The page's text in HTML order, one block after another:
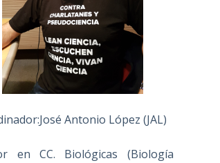
Antonio López (JAL)
en CC. Biológicas (Biología